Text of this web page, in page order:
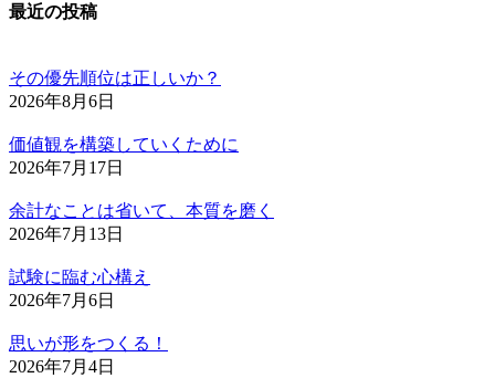
最近の投稿
その優先順位は正しいか？
2026年8月6日
価値観を構築していくために
2026年7月17日
余計なことは省いて、本質を磨く
2026年7月13日
試験に臨む心構え
2026年7月6日
思いが形をつくる！
2026年7月4日